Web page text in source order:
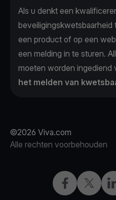
Als u denkt een
een product of op een
een melding in te sturen.
moeten worden ingediend
het melden van
©2026 Viva.com
Alle rechten voorbehouden
FacebookTwitter